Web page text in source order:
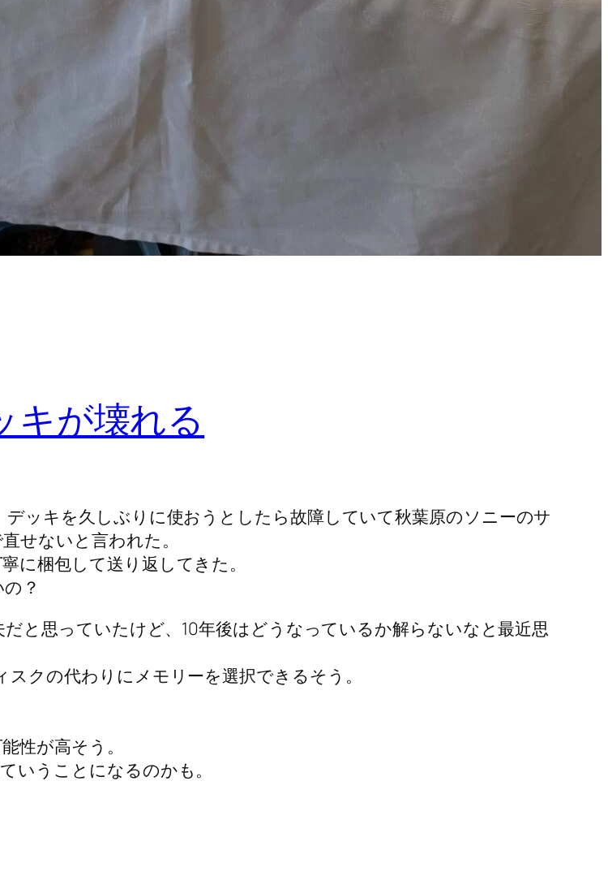
キが壊れる
ッキを久しぶりに使おうとしたら故障していて秋葉原のソニーのサ
せないと言われた。
に梱包して送り返してきた。
？
と思っていたけど、10年後はどうなっているか解らないなと最近思
クの代わりにメモリーを選択できるそう。
性が高そう。
いうことになるのかも。